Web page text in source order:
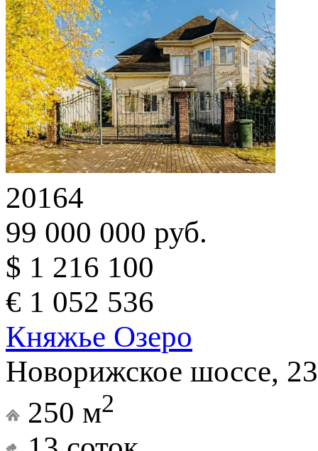
20164
99 000 000 руб.
$ 1 216 100
€ 1 052 536
Княжье Озеро
Новорижское шоссе,
250 м2